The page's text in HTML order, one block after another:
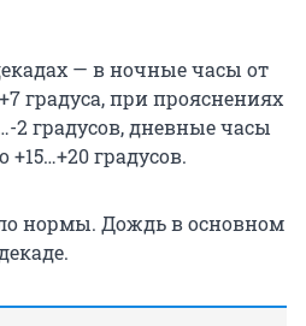
— в ночные часы от
градуса, при прояснениях
2 градусов, дневные часы
+15…+20 градусов.
нормы. Дождь в основном